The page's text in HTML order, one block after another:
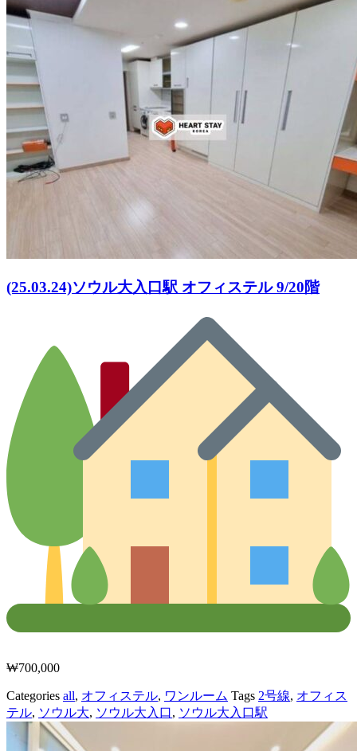
(25.03.24)ソウル大入口駅 オフィステル 9/20階
₩700,000
Categories all, オフィステル, ワンルーム Tags 2号線, オフィス
テル, ソウル大, ソウル大入口, ソウル大入口駅